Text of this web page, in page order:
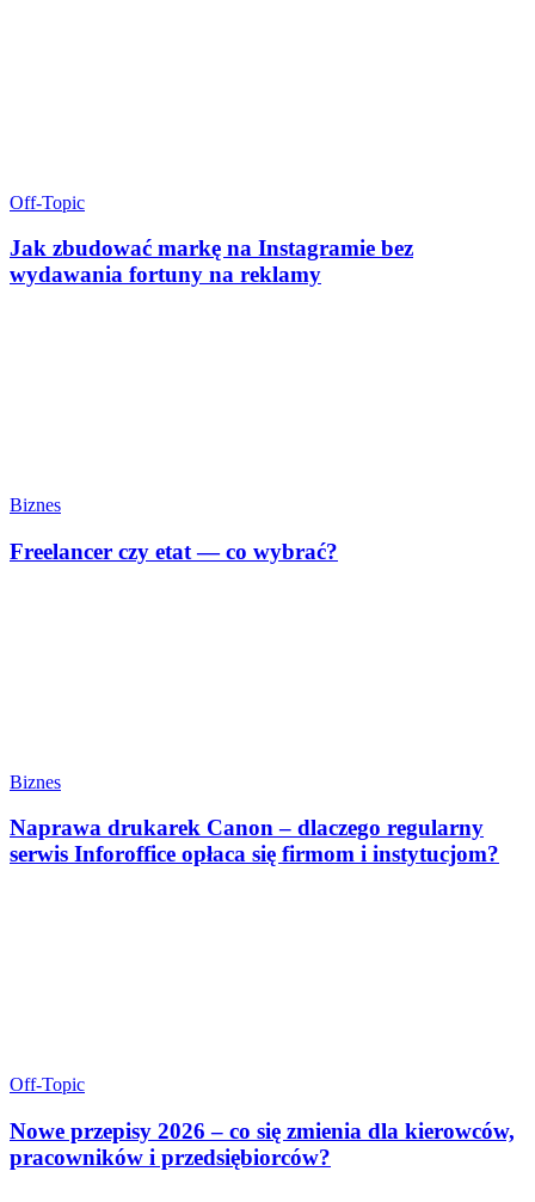
Off-Topic
Jak zbudować markę na Instagramie bez
wydawania fortuny na reklamy
Biznes
Freelancer czy etat — co wybrać?
Biznes
Naprawa drukarek Canon – dlaczego regularny
serwis Inforoffice opłaca się firmom i instytucjom?
Off-Topic
Nowe przepisy 2026 – co się zmienia dla kierowców,
pracowników i przedsiębiorców?